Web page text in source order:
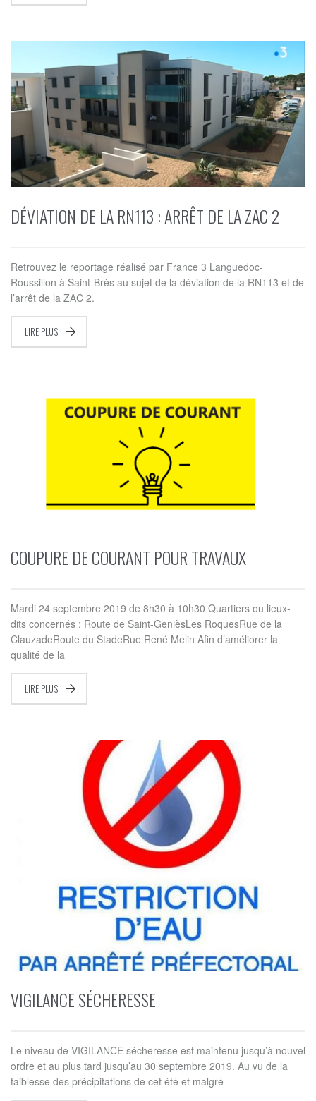
DÉVIATION DE LA RN113 : ARRÊT DE LA ZAC 2
Retrouvez le reportage réalisé par France 3 Languedoc-
Roussillon à Saint-Brès au sujet de la déviation de la RN113 et de
l’arrêt de la ZAC 2.
LIRE PLUS
COUPURE DE COURANT POUR TRAVAUX
Mardi 24 septembre 2019 de 8h30 à 10h30 Quartiers ou lieux-
dits concernés : Route de Saint-GenièsLes RoquesRue de la
ClauzadeRoute du StadeRue René Melin Afin d’améliorer la
qualité de la
LIRE PLUS
VIGILANCE SÉCHERESSE
Le niveau de VIGILANCE sécheresse est maintenu jusqu’à nouvel
ordre et au plus tard jusqu’au 30 septembre 2019. Au vu de la
faiblesse des précipitations de cet été et malgré